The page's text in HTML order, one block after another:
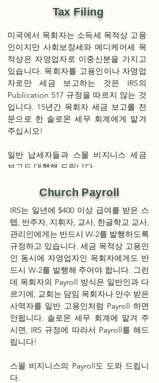
Tax Filing
미국에서 목회자는 소득세 목적상 고용
인이지만 사회보장세와 메디케어세 목
적상은 자영업자로 이중신분을 가지고
있습니다. 목회자를 고용인이나 자영업
자로만 세금 보고하는 것은 IRS의
Publication 517 규정을 따르지 않는 것
입니다. 15년간 목회자 세금 보고를 전
문으로 한 솔로몬세무 회계 에게 맡겨
주십시오!
​일반 납세자들과 스몰 비지니스 세금
보고도 대행해 드립니다.
Church Payroll
IRS는 일년에 $400 이상 급여를 받은 스
텝, 반주자, 지휘자, 교사, 한글학교 교사,
관리인에게는 반드시 W-2를 발행하도록
규정하고 있습니다. 세금 목적상 고용인
인 동시에 자영업자인 목회자에게도 반
드시 W-2를 발행해 주어야 합니다. 그런
데 목회자의 Payroll 방식은 일반인과 다
르기에, 교회는 담임 목회자나 안수 받은
사역자를 일반 고용인처럼 Payroll 하면
안됩니다. 솔로몬 세무 회계에 맡겨 주
시면, IRS 규정에 따라서 Payroll를 해드
립니다!
​스몰 비지니스의 Payroll도 도와 드립니
다.